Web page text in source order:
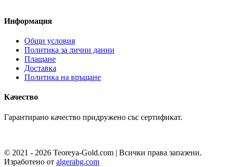
Информация
Общи условия
Политика за лични данни
Плащане
Доставка
Политика на връщане
Качество
Гарантирано качество придружено със сертификат.
© 2021 - 2026 Teoreya-Gold.com | Всички права запазени.
Изработено от algerabg.com